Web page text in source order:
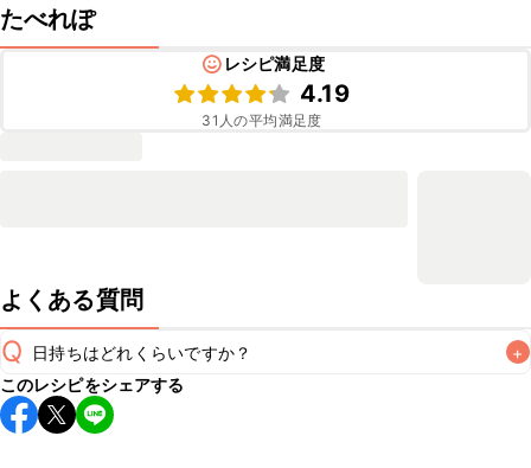
たべれぽ
レシピ満足度
4.19
31 人の平均満足度
よくある質問
Q 日持ちはどれくらいですか？ +
保存期間は冷蔵で翌日中が目安です。なるべくお早めにお召
し上がりください。
このレシピをシェアする